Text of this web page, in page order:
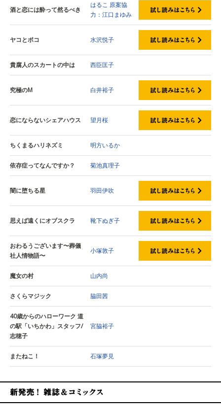
酒と恋には酔って然るべき
はるこ 原案協
力：江口まゆみ
ヤコとポコ 水沢悦子
貴腐人のスカートの中は 西臣匡子
究極のM 白井裕子
恋にならないシェアハウス 望月桜
ちくまるハリネズミ 明方いるか
依存症ってなんですか？ 菊池真理子
闇に堕ちる星 羽田伊吹
思えば遠くにオブスクラ 靴下ぬぎ子
おわるうございます〜葬儀
社人情物語〜
小塚敦子
魔女の村 山内尚
さくらマジック 脇田茜
40歳からのハローワーク 道
の駅「いちかわ」スタッフ/
志穂子
宮脇裕子
またねこ！ 石塚夢見